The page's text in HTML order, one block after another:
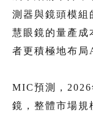
測器與鏡頭模組
慧眼鏡的量產成
者更積極地布局
MIC預測，
鏡，整體市場規